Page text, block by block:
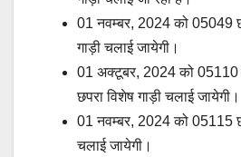
01 नवम्बर, 2024 को 05049
गाड़ी चलाई जायेगी।
01 अक्टूबर, 2024 को 05110
छपरा विशेष गाड़ी चलाई जायेगी।
01 नवम्बर, 2024 को 05115
चलाई जायेगी।